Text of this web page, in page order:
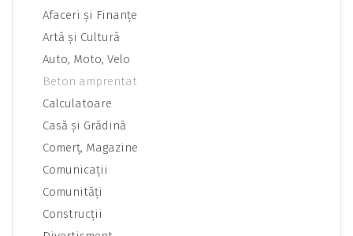
Afaceri şi Finanţe
Artă şi Cultură
Auto, Moto, Velo
Beton amprentat
Calculatoare
Casă şi Grădină
Comerţ, Magazine
Comunicaţii
Comunităţi
Construcţii